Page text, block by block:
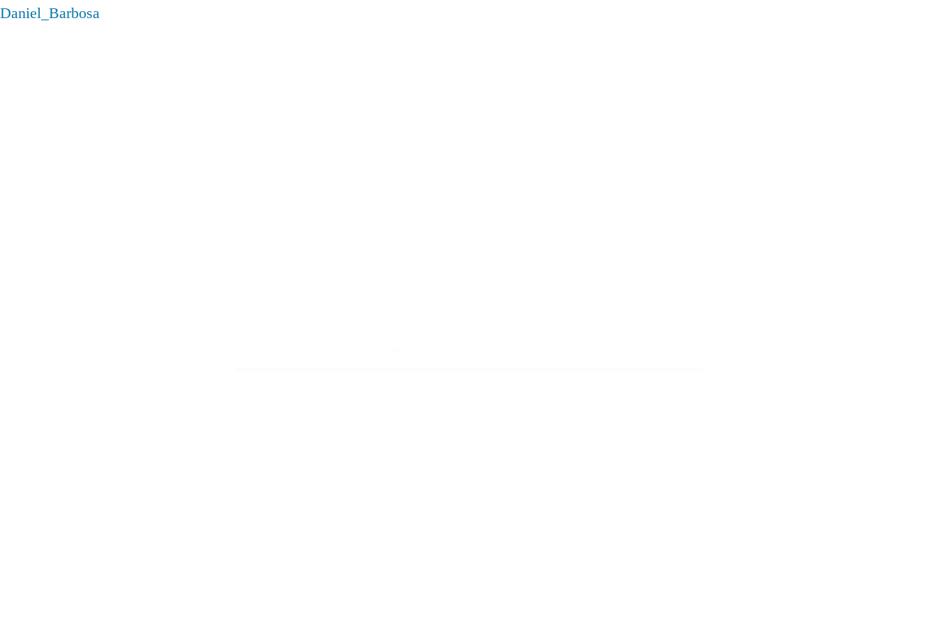
Daniel_Barbosa